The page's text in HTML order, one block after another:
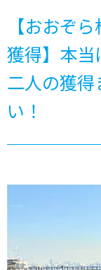
【おおぞ
獲得】本当
二人の獲
い！